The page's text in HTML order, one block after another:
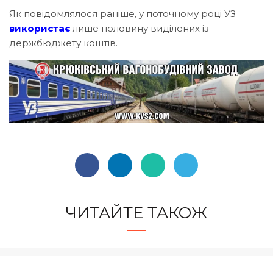
Як повідомлялося раніше, у поточному році УЗ
використає лише половину виділених із
держбюджету коштів.
ЧИТАЙТЕ ТАКОЖ